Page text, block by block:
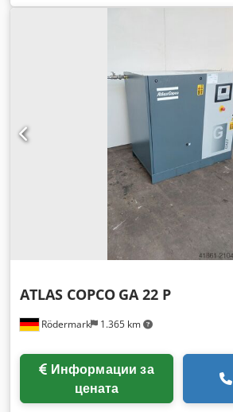
фрижидер за сушење,
Rödermark 1.365 km
ATLAS COPCO GA 22 P
цената